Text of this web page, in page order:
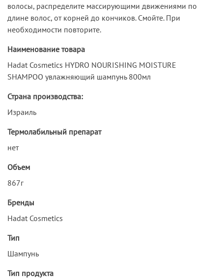
волосы, распределите массирующими движениями по
длине волос, от корней до кончиков. Смойте. При
необходимости повторите.
Наименование товара
Hadat Cosmetics HYDRO NOURISHING MOISTURE
SHAMPOO увлажняющий шампунь 800мл
Страна производства:
Израиль
Термолабильный препарат
нет
Объем
867г
Бренды
Hadat Cosmetics
Тип
Шампунь
Тип продукта